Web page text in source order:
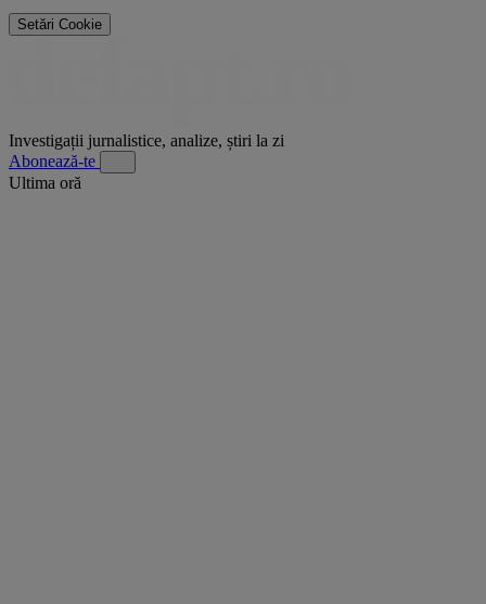
Setări Cookie
Investigații jurnalistice, analize, știri la zi
Abonează-te
Ultima oră